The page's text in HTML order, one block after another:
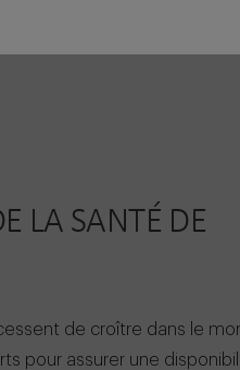
LA SANTÉ DE
de croître dans le
pour assurer une